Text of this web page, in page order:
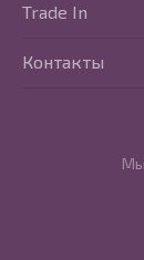
Мы
Trade In
Контакты